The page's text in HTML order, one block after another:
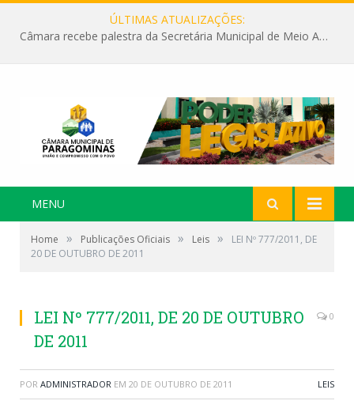
ÚLTIMAS ATUALIZAÇÕES:
Câmara recebe palestra da Secretária Municipal de Meio Ambiente sobre as ações da “SEMANA DO MEIO AMBIENTE”
MENU
Home » Publicações Oficiais » Leis »
LEI Nº 777/2011, DE
20 DE OUTUBRO DE 2011
LEI Nº 777/2011, DE 20 DE OUTUBRO
DE 2011
0
POR ADMINISTRADOR EM 20 DE OUTUBRO DE 2011 LEIS